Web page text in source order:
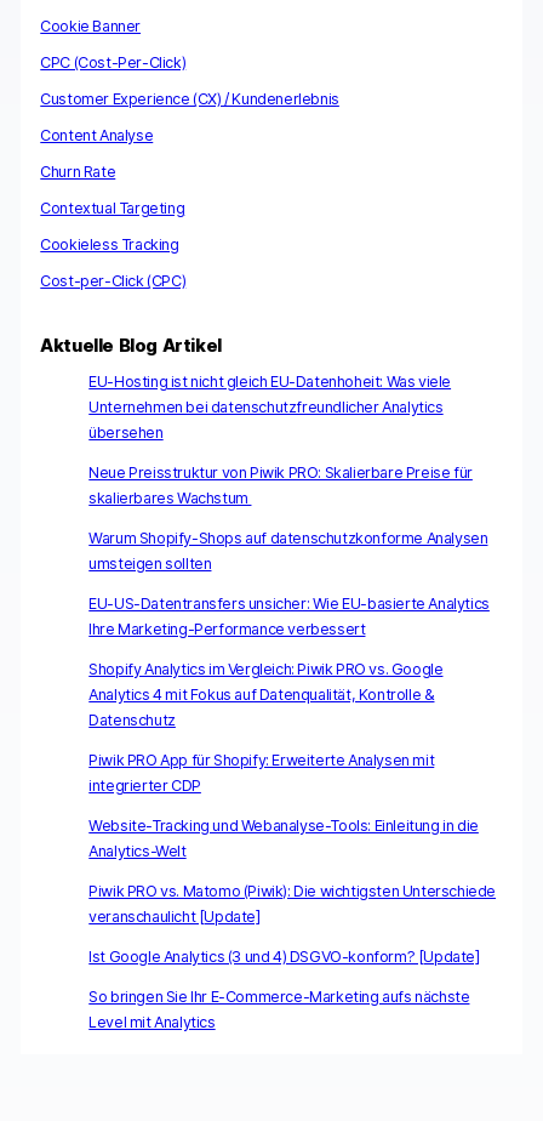
Cookie Banner
CPC (Cost-Per-Click)
Customer Experience (CX) / Kundenerlebnis
Content Analyse
Churn Rate
Contextual Targeting
Cookieless Tracking
Cost-per-Click (CPC)
Aktuelle Blog Artikel
EU-Hosting ist nicht gleich EU-Datenhoheit: Was viele
Unternehmen bei datenschutzfreundlicher Analytics
übersehen
Neue Preisstruktur von Piwik PRO: Skalierbare Preise für
skalierbares Wachstum
Warum Shopify-Shops auf datenschutzkonforme Analysen
umsteigen sollten
EU-US-Datentransfers unsicher: Wie EU-basierte Analytics
Ihre Marketing-Performance verbessert
Shopify Analytics im Vergleich: Piwik PRO vs. Google
Analytics 4 mit Fokus auf Datenqualität, Kontrolle &
Datenschutz
Piwik PRO App für Shopify: Erweiterte Analysen mit
integrierter CDP
Website-Tracking und Webanalyse-Tools: Einleitung in die
Analytics-Welt
Piwik PRO vs. Matomo (Piwik): Die wichtigsten Unterschiede
veranschaulicht [Update]
Ist Google Analytics (3 und 4) DSGVO-konform? [Update]
So bringen Sie Ihr E-Commerce-Marketing aufs nächste
Level mit Analytics